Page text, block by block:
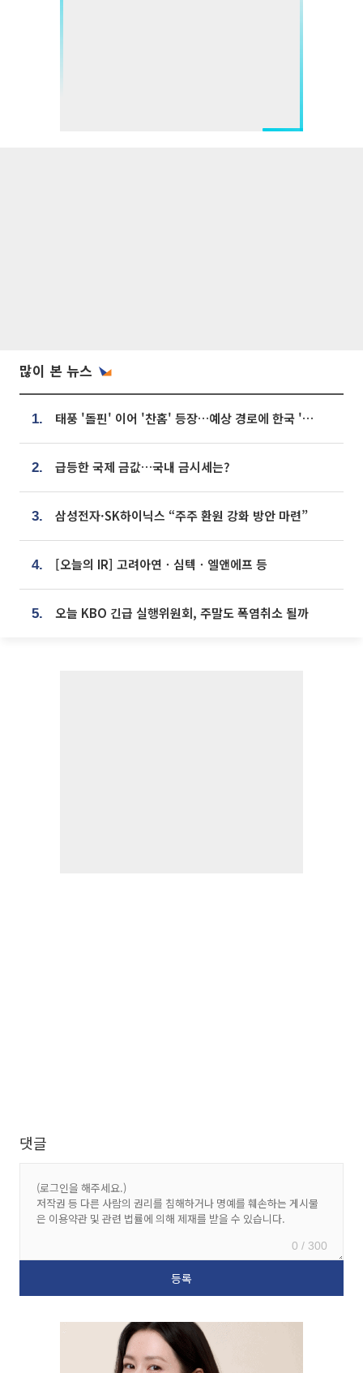
많이 본 뉴스
1. 태풍 '돌핀' 이어 '찬홈' 등장…예상 경로에 한국 '한숨'
2. 급등한 국제 금값…국내 금시세는?
3. 삼성전자·SK하이닉스 “주주 환원 강화 방안 마련”
4. [오늘의 IR] 고려아연ㆍ심텍ㆍ엘앤에프 등
5. 오늘 KBO 긴급 실행위원회, 주말도 폭염취소 될까
댓글
0 / 300